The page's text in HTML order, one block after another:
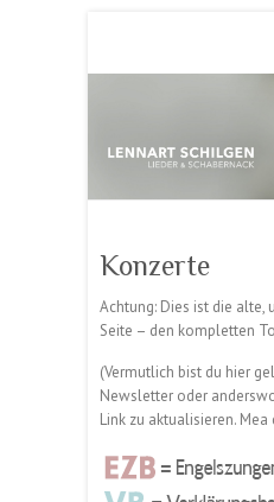
Konzerte
Achtung: Dies ist die
Seite – den kompletten
(Vermutlich bist du hier
Newsletter oder
Link zu aktualisieren. Mea